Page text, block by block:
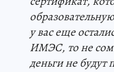
у вас еще
ИМЭС, то не
деньги не будут